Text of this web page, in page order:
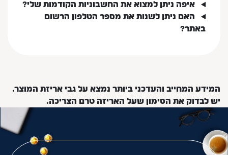
איפה ניתן למצוא את החשבוניות הקודמות שלי?
האם ניתן לשנות את מספר הטלפון הרשום
באתר?
המידע המחייב והעדכני ביותר נמצא על גבי אריזת המוצר.
יש לבדוק את הסימון שעל האריזה טרם הצריכה.